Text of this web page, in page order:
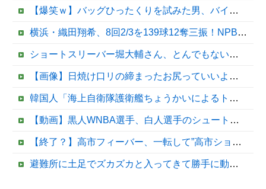
【爆笑ｗ】バッグひったくりを試みた男、バイクを盗られる！
横浜・織田翔希、8回2/3を139球12奪三振！NPB12球団＆MLBスカウト集結他
ショートスリーバー堀大輔さん、とんでもない事になるｗｗｗｗｗｗｗｗ
【画像】日焼け口リの締まったお尻っていいよね！ｗｗｗｗｗ
韓国人「海上自衛隊護衛艦ちょうかいによるトマホーク巡航ミサイルの実射試験に韓国人が衝撃！」→「着々と進む最新鋭の防衛装備‥」
【動画】黒人WNBA選手、白人選手のシュート妨害のためジャンピング・ネックブリーカー・ドロップして退場処分→ロッカールームから「白人特権」と投稿...
【終了？】高市フィーバー、一転して”高市ショック”へ…支持率も市場も急降下ｗｗｗｗｗｗｗｗ
避難所に土足でズカズカと入ってきて勝手に動画や写真を撮影したメディア取材陣、挙句の果てに要求してきたのは……